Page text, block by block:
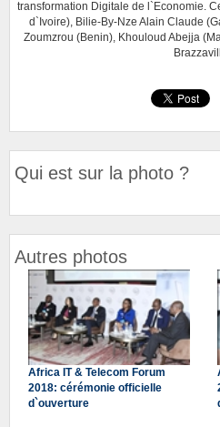
transformation Digitale de l`Economie.
d`Ivoire), Bilie-By-Nze Alain Claude
Zoumzrou (Benin), Khouloud Abejja
Qui est sur la photo ?
Autres photos
Africa IT & Telecom Forum
2018: cérémonie officielle
d`ouverture